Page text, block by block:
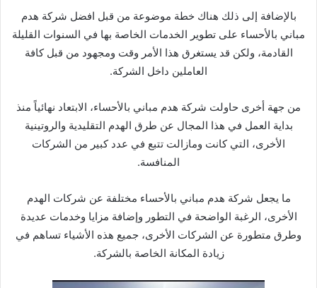
بالإضافة إلى ذلك هناك خطة موضوعة من قبل افضل شركة هدم
مباني بالأحساء على تطوير الخدمات الخاصة بها في السنوات القليلة
القادمة، ولكن قد يستغرق هذا الأمر وقت ومجهود من قبل كافة
العاملين داخل الشركة.
من جهة أخرى حاولت شركة هدم مباني بالأحساء، الابتعاد نهائياً منذ
بداية العمل في هذا المجال عن طرق الهدم التقليدية والروتينية
الأخرى، التي كانت ومازالت تتبع في عدد كبير من الشركات
المنافسة.
ما يجعل شركة هدم مباني بالأحساء مختلفة عن شركات الهدم
الأخرى، الرغبة الواضحة في التطور وإضافة مزايا وخدمات عديدة
وطرق متطورة عن الشركات الأخرى، جميع هذه الأشياء تساهم في
زيادة المكانة الخاصة بالشركة.